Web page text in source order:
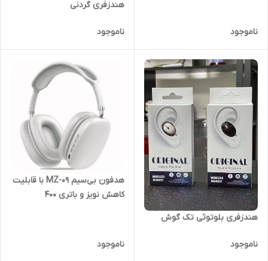
ناموجود
هندزفری گردنی
ناموجود
هندزفری بلوتوثی تک گوش
ناموجود
هدفون بی‌سیم MZ-09 با قابلیت
کاهش نویز و باتری ۴۰۰
ناموجود